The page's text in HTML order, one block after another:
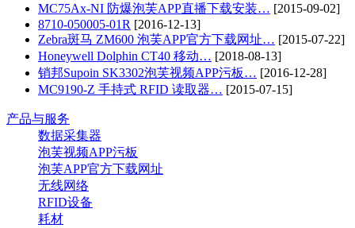
MC75Ax-NI 防爆泡芙APP直播下载安装… [2015-09-02]
8710-050005-01R [2016-12-13]
Zebra斑马 ZM600 泡芙APP官方下载网址… [2015-07-22]
Honeywell Dolphin CT40 移动… [2018-08-13]
销邦Supoin SK3302泡芙视频APP污板… [2016-12-28]
MC9190-Z 手持式 RFID 读取器… [2015-07-15]
产品与服务
数据采集器
泡芙视频APP污板
泡芙APP官方下载网址
无线网络
RFID设备
耗材